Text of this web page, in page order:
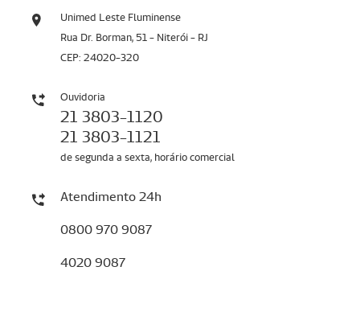
Unimed Leste Fluminense
Rua Dr. Borman, 51 - Niterói - RJ
CEP: 24020-320
Ouvidoria
21 3803-1120
21 3803-1121
de segunda a sexta, horário comercial
Atendimento 24h
0800 970 9087
4020 9087